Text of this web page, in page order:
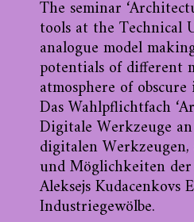
The seminar
tools at the Technical
analogue model
potentials of different
atmosphere of
Das Wahlpflichtfach
Digitale Werkzeuge
digitalen
und Möglichkeiten der
Aleksejs
Industriegewölbe.